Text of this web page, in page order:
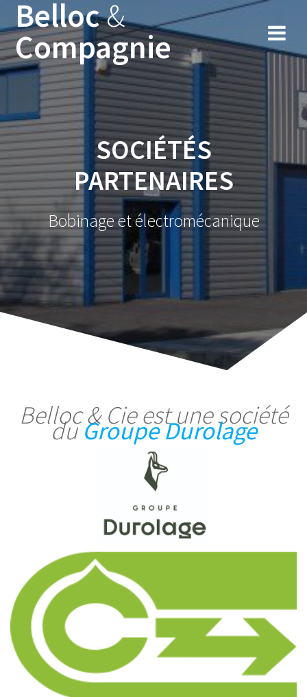
to
content
Belloc&
Compagnie
SOCIÉTÉS
PARTENAIRES
Bobinage et électromécanique
Belloc & Cie est une société
duGroupe Durolage